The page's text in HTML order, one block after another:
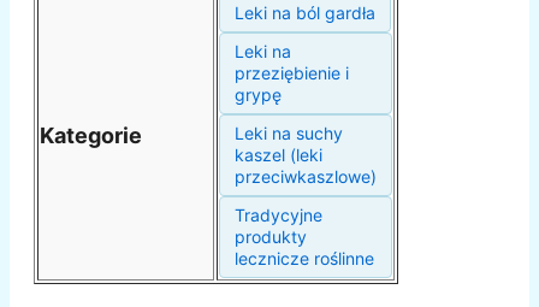
Kategorie
Leki na ból gardła
Leki na
przeziębienie i
grypę
Leki na suchy
kaszel (leki
przeciwkaszlowe)
Tradycyjne
produkty
lecznicze roślinne